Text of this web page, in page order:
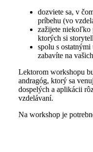
dozviete sa, v
príbehu (vo
zažijete niekoľko
ktorých si
spolu s ostatnými
zabavíte na
Lektorom workshopu
andragóg, ktorý sa
dospelých a aplikácii
vzdelávaní.
Na workshop je